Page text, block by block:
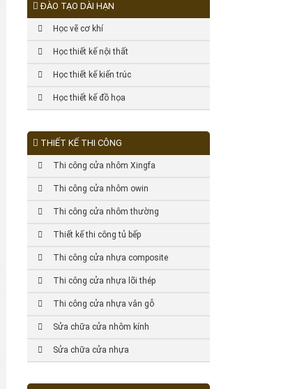
ĐÀO TẠO DÀI HẠN
Học vẽ cơ khí
Học thiết kế nội thất
Học thiết kế kiến trúc
Học thiết kế đồ họa
THIẾT KẾ THI CÔNG
Thi công cửa nhôm Xingfa
Thi công cửa nhôm owin
Thi công cửa nhôm thường
Thiết kế thi công tủ bếp
Thi công cửa nhựa composite
Thi công cửa nhựa lõi thép
Thi công cửa nhựa vân gỗ
Sửa chữa cửa nhôm kính
Sửa chữa cửa nhựa